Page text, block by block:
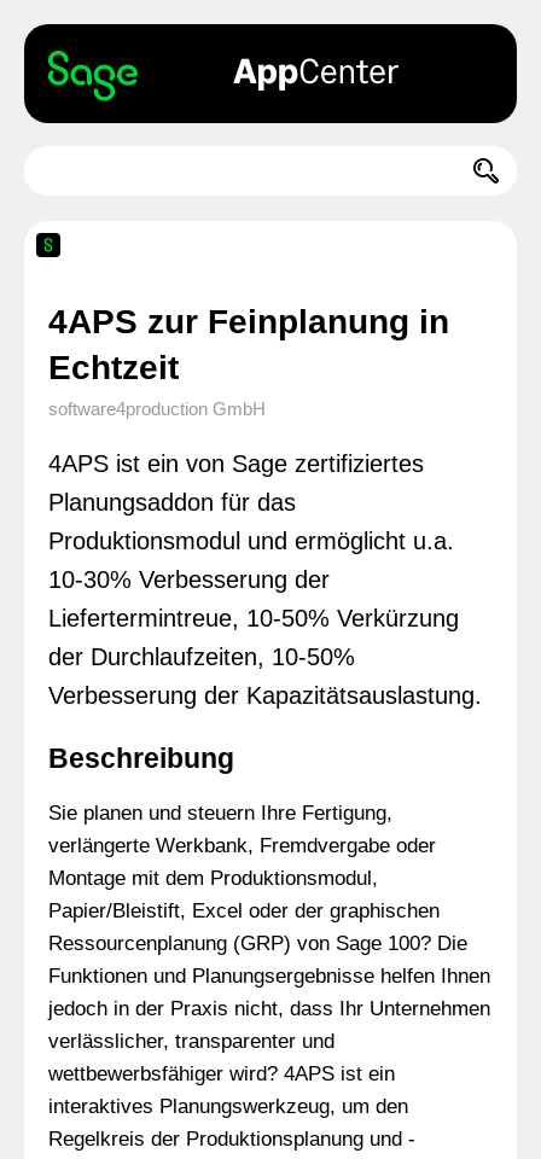
4APS zur Feinplanung in
Echtzeit
software4production GmbH
4APS ist ein von Sage zertifiziertes
Planungsaddon für das
Produktionsmodul und ermöglicht u.a.
10-30% Verbesserung der
Liefertermintreue, 10-50% Verkürzung
der Durchlaufzeiten, 10-50%
Verbesserung der Kapazitätsauslastung.
Beschreibung
Sie planen und steuern Ihre Fertigung,
verlängerte Werkbank, Fremdvergabe oder
Montage mit dem Produktionsmodul,
Papier/Bleistift, Excel oder der graphischen
Ressourcenplanung (GRP) von Sage 100? Die
Funktionen und Planungsergebnisse helfen Ihnen
jedoch in der Praxis nicht, dass Ihr Unternehmen
verlässlicher, transparenter und
wettbewerbsfähiger wird? 4APS ist ein
interaktives Planungswerkzeug, um den
Regelkreis der Produktionsplanung und -